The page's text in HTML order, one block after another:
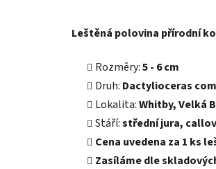
Leštěná polovina přírodní
Rozměry:5 - 6 cm
Druh: Dactylioceras
Lokalita:Whitby, Velká
Stáří:střední jura,
Cena uvedena za 1 ks
Zasíláme dle